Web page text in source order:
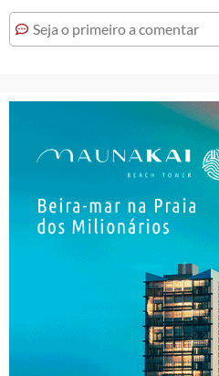
Seja o primeiro a comentar